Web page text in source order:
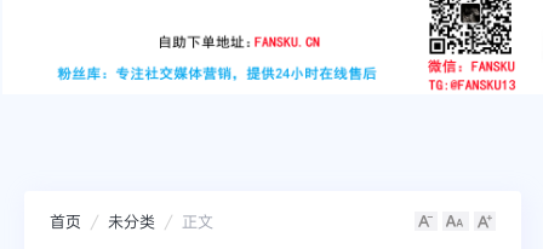
youtube
instagram
首页 未分类 正文